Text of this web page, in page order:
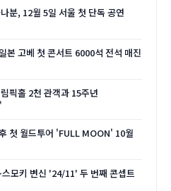
분, 12월 5일 서울 첫 단독 공연
본 고베 첫 콘서트 6000석 전석 매진
픽홀 2천 관객과 15주년
첫 월드투어 'FULL MOON' 10월
모키 변신 '24/11' 두 번째 콘셉트